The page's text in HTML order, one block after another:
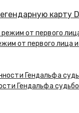
от первого лица
Гендальфа